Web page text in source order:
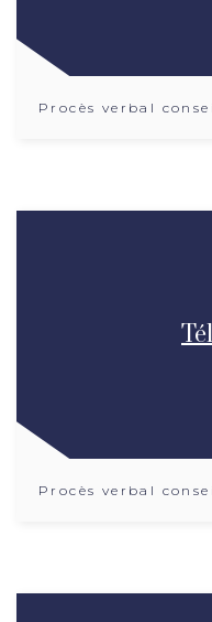
Procès verbal
Procès verbal